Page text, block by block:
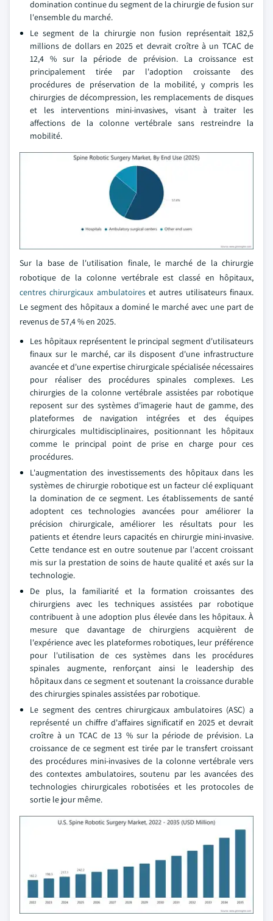
domination continue du segment de la chirurgie de fusion sur
l'ensemble du marché.
Le segment de la chirurgie non fusion représentait 182,5
millions de dollars en 2025 et devrait croître à un TCAC de
12,4 % sur la période de prévision. La croissance est
principalement tirée par l'adoption croissante des
procédures de préservation de la mobilité, y compris les
chirurgies de décompression, les remplacements de disques
et les interventions mini-invasives, visant à traiter les
affections de la colonne vertébrale sans restreindre la
mobilité.
Sur la base de l'utilisation finale, le marché de la chirurgie
robotique de la colonne vertébrale est classé en hôpitaux,
centres chirurgicaux ambulatoireset autres utilisateurs finaux.
Le segment des hôpitaux a dominé le marché avec une part de
revenus de 57,4 % en 2025.
Les hôpitaux représentent le principal segment d'utilisateurs
finaux sur le marché, car ils disposent d'une infrastructure
avancée et d'une expertise chirurgicale spécialisée nécessaires
pour réaliser des procédures spinales complexes. Les
chirurgies de la colonne vertébrale assistées par robotique
reposent sur des systèmes d'imagerie haut de gamme, des
plateformes de navigation intégrées et des équipes
chirurgicales multidisciplinaires, positionnant les hôpitaux
comme le principal point de prise en charge pour ces
procédures.
L'augmentation des investissements des hôpitaux dans les
systèmes de chirurgie robotique est un facteur clé expliquant
la domination de ce segment. Les établissements de santé
adoptent ces technologies avancées pour améliorer la
précision chirurgicale, améliorer les résultats pour les
patients et étendre leurs capacités en chirurgie mini-invasive.
Cette tendance est en outre soutenue par l'accent croissant
mis sur la prestation de soins de haute qualité et axés sur la
technologie.
De plus, la familiarité et la formation croissantes des
chirurgiens avec les techniques assistées par robotique
contribuent à une adoption plus élevée dans les hôpitaux. À
mesure que davantage de chirurgiens acquièrent de
l'expérience avec les plateformes robotiques, leur préférence
pour l'utilisation de ces systèmes dans les procédures
spinales augmente, renforçant ainsi le leadership des
hôpitaux dans ce segment et soutenant la croissance durable
des chirurgies spinales assistées par robotique.
Le segment des centres chirurgicaux ambulatoires (ASC) a
représenté un chiffre d'affaires significatif en 2025 et devrait
croître à un TCAC de 13 % sur la période de prévision. La
croissance de ce segment est tirée par le transfert croissant
des procédures mini-invasives de la colonne vertébrale vers
des contextes ambulatoires, soutenu par les avancées des
technologies chirurgicales robotisées et les protocoles de
sortie le jour même.